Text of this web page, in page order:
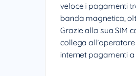
veloce i pagamenti
banda magnetica,
Grazie alla sua SIM
collega
internet pagamenti